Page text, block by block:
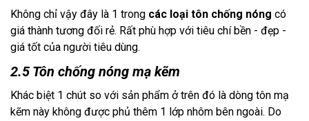
Không chỉ vậy đây là 1 trong các loại tôn chống nóng có
giá thành tương đối rẻ. Rất phù hợp với tiêu chí bền - đẹp -
giá tốt của người tiêu dùng.
2.5 Tôn chống nóng mạ kẽm
Khác biệt 1 chút so với sản phẩm ở trên đó là dòng tôn mạ
kẽm này không được phủ thêm 1 lớp nhôm bên ngoài. Do